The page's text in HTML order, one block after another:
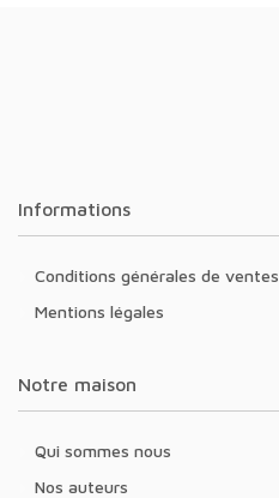
Informations
Conditions générales de ventes
Mentions légales
Notre maison
Qui sommes nous
Nos auteurs